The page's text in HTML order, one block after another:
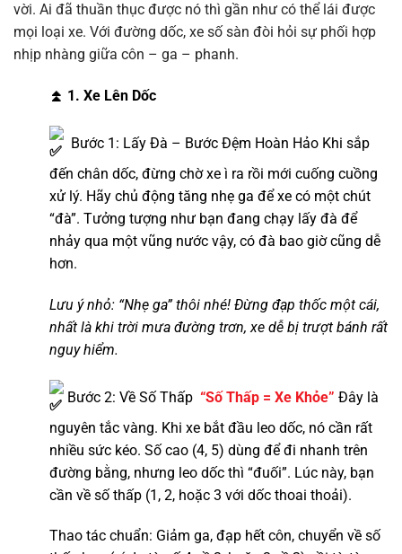
vời. Ai đã thuần thục được nó thì gần như có thể lái được
mọi loại xe. Với đường dốc, xe số sàn đòi hỏi sự phối hợp
nhịp nhàng giữa côn – ga – phanh.
⏫ 1. Xe Lên Dốc
Bước 1: Lấy Đà – Bước Đệm Hoàn Hảo Khi sắp
đến chân dốc, đừng chờ xe ì ra rồi mới cuống cuồng
xử lý. Hãy chủ động tăng nhẹ ga để xe có một chút
“đà”. Tưởng tượng như bạn đang chạy lấy đà để
nhảy qua một vũng nước vậy, có đà bao giờ cũng dễ
hơn.
Lưu ý nhỏ: “Nhẹ ga” thôi nhé! Đừng đạp thốc một cái,
nhất là khi trời mưa đường trơn, xe dễ bị trượt bánh rất
nguy hiểm.
Bước 2: Về Số Thấp “Số Thấp = Xe Khỏe” Đây là
nguyên tắc vàng. Khi xe bắt đầu leo dốc, nó cần rất
nhiều sức kéo. Số cao (4, 5) dùng để đi nhanh trên
đường bằng, nhưng leo dốc thì “đuối”. Lúc này, bạn
cần về số thấp (1, 2, hoặc 3 với dốc thoai thoải).
Thao tác chuẩn: Giảm ga, đạp hết côn, chuyển về số